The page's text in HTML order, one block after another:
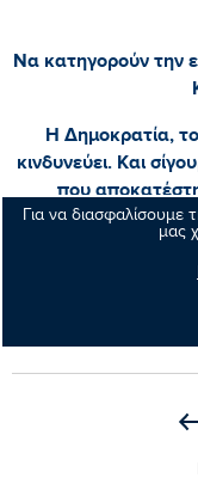
Για να διασφαλίσουμε
μας
Να κατηγορούν την
Η Δημοκρατία,
κινδυνεύει. Και
που
Μάλλον